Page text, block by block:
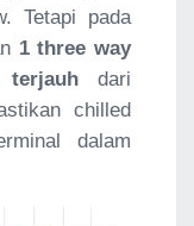
Tetapi pada
1 three way
dari
chilled
dalam